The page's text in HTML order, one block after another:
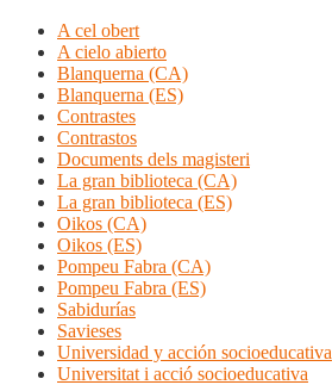
A cel obert
A cielo abierto
Blanquerna (CA)
Blanquerna (ES)
Contrastes
Contrastos
Documents dels magisteri
La gran biblioteca (CA)
La gran biblioteca (ES)
Oikos (CA)
Oikos (ES)
Pompeu Fabra (CA)
Pompeu Fabra (ES)
Sabidurías
Savieses
Universidad y acción socioeducativa
Universitat i acció socioeducativa